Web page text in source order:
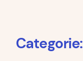
Categorie: